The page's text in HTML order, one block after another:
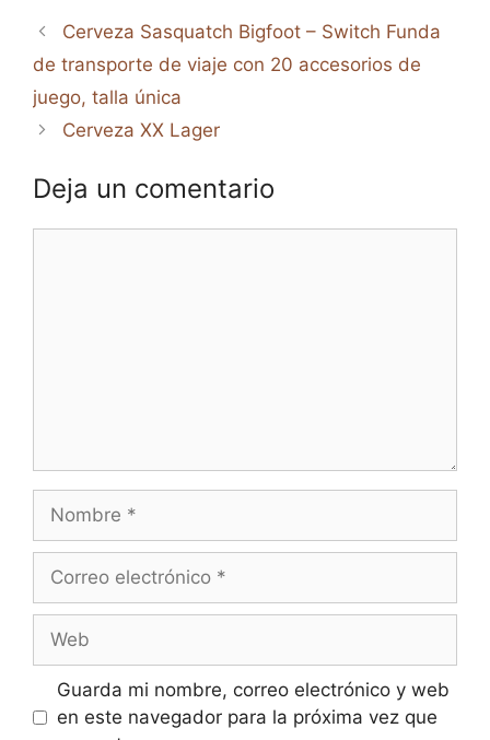
Cerveza Sasquatch Bigfoot – Switch Funda
de transporte de viaje con 20 accesorios de
juego, talla única
Cerveza XX Lager
Deja un comentario
Nombre
Correo
Web
Guarda mi nombre, correo electrónico y web
en este navegador para la próxima vez que